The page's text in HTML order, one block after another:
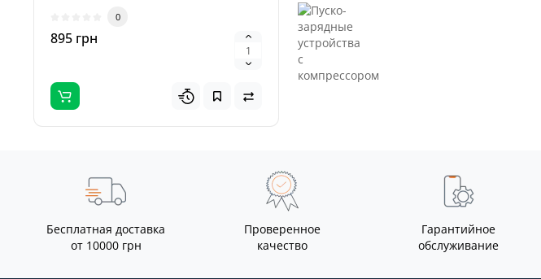
0
895 грн
пайки и термово..
8295 грн
Бесплатная доставка
от 10000 грн
Проверенное
качество
Гарантийное
обслуживание